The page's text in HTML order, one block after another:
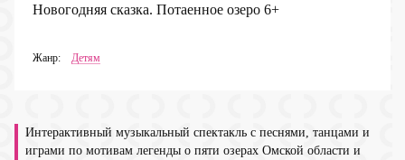
Новогодняя сказка. Потаенное озеро 6+
Жанр: Детям
Интерактивный музыкальный спектакль с песнями, танцами и
играми по мотивам легенды о пяти озерах Омской области и